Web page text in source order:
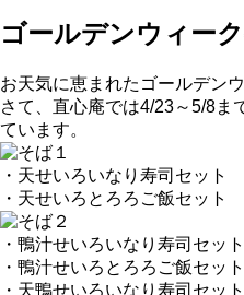
ゴールデンウィー
お天気に恵まれたゴールデン
さて、直心庵では4/23～5/8ま
ています。
・天せいろいなり寿司セッ
・天せいろとろろご飯セッ
・鴨汁せいろいなり寿司セ
・鴨汁せいろとろろご飯セ
・天鴨せいろいなり寿司セッ